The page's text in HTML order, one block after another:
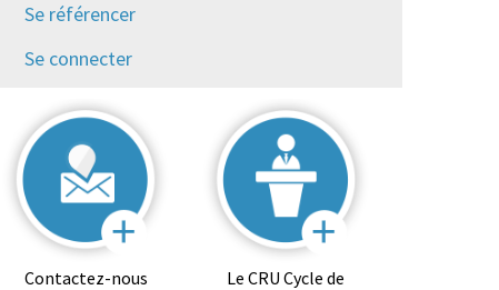
Se référencer
Se connecter
Contactez-nous
Le CRU Cycle de